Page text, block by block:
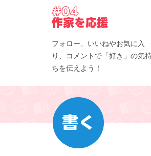
#04
作家を応援
フォロー、いいねやお気に入
り、コメントで「好き」の気
ちを伝えよう！
書く